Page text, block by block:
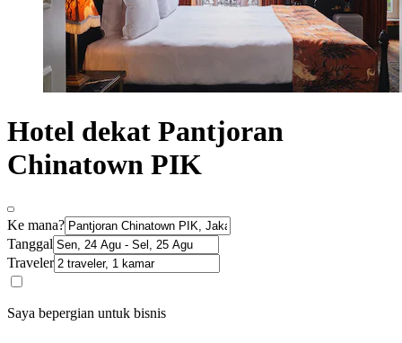
Hotel dekat Pantjoran
Chinatown PIK
Ke mana?
Tanggal
Traveler
Saya bepergian untuk bisnis